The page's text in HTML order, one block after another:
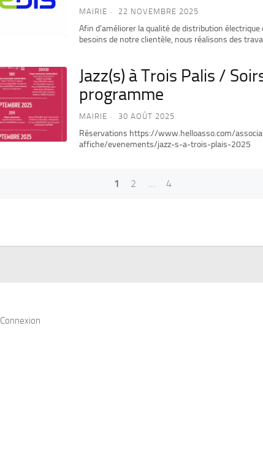
MAIRIE 22 NOVEMBRE 2025
Afin d’améliorer la qualité de distribution électrique
besoins de notre clientèle, nous réalisons des
Jazz(s) à Trois Palis /
programme
MAIRIE 30 AOÛT 2025
Réservations https://www.helloasso.com/
affiche/evenements/jazz-s-a-trois-plais-2025
1 2 4
Connexion